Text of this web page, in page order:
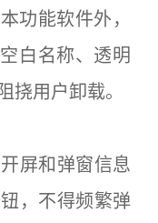
功能软件外，
白名称、透明
挠用户卸载。
开屏和弹窗信息
，不得频繁弹